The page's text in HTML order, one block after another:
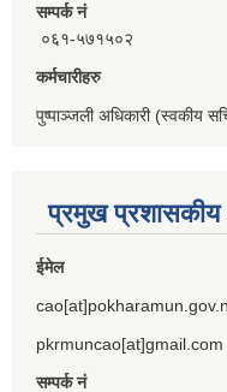
सम्पर्क नं
०६१-५७१५०२
कर्मचारीहरु
पुष्पाञ्जली अधिकारी (स्वकीय
प्रमुख
ईमेल
pkrmuncao[at]gmail.com
सम्पर्क नं